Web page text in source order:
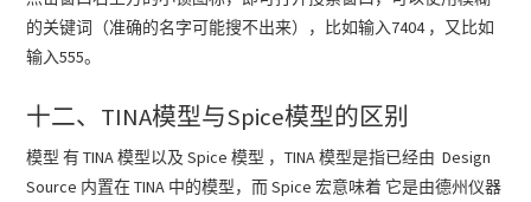
的关键词（准确的名字可能搜不出来），比如输入7404 ，又比如
输入555。
十二、TINA模型与Spice模型的区别
模型 有 TINA 模型以及 Spice 模型 ，TINA 模型是指已经由 Design
Source 内置在 TINA 中的模型，而 Spice 宏意味着 它是由德州仪器